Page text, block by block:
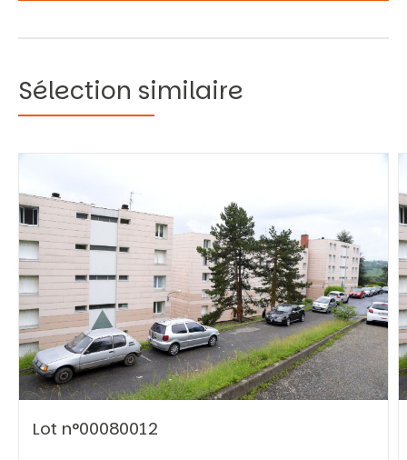
Vous recherchez&nbsp;:
Rechercher
Sélection similaire
Lot n°00080012